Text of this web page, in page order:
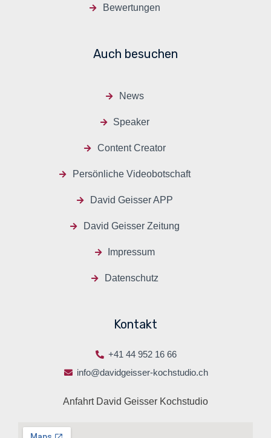
Bewertungen
Auch besuchen
News
Speaker
Content Creator
Persönliche Videobotschaft
David Geisser APP
David Geisser Zeitung
Impressum
Datenschutz
Kontakt
+41 44 952 16 66
info@davidgeisser-kochstudio.ch
Anfahrt David Geisser Kochstudio